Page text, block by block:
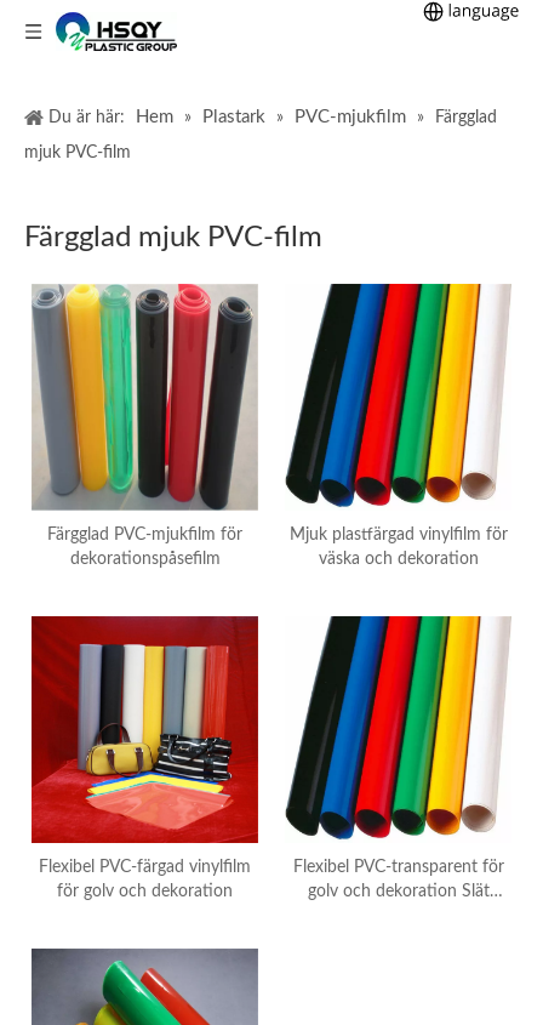
Du är här: Hem » Plastark » PVC-mjukfilm » Färgglad
mjuk PVC-film
Färgglad mjuk PVC-film
Färgglad PVC-mjukfilm för
dekorationspåsefilm
Mjuk plastfärgad vinylfilm för
väska och dekoration
Flexibel PVC-färgad vinylfilm
för golv och dekoration
Flexibel PVC-transparent för
golv och dekoration Slät